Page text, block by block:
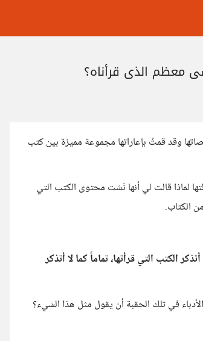
معظم الذي قرأناه؟
وقد قمتُ بإعاراتها مجموعة مميزة بين كتب
لماذا قالت لي أنها نَسَت محتوى الكتب التي
الكتاب.
الكتب التي قرأتها، تماماً كما لا أتذكر
في تلك الحقبة أن يقول مثل هذا الشيء؟